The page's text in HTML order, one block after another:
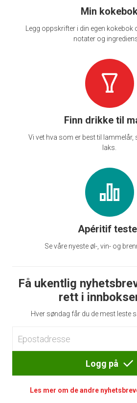
Min
Legg oppskrifter i din egen kokebok
notater og
Finn drikke til
Vi vet hva som er best til lammelår,
laks.
Apéritif
Se våre nyeste øl-, vin- og
Få ukentlig
rett i
Hver søndag får du de mest leste
Logg på
Les mer om de andre